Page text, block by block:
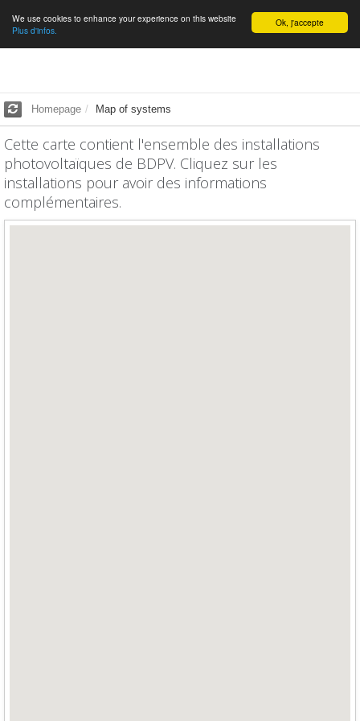
English Ok, j'accepte
We use cookies to enhance your experience on this website
Plus d'infos.
Homepage Map of systems
Cette carte contient l'ensemble des installations
photovoltaïques de BDPV. Cliquez sur les
installations pour avoir des informations
complémentaires.